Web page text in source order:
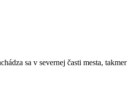
sa v severnej časti mesta, takmer